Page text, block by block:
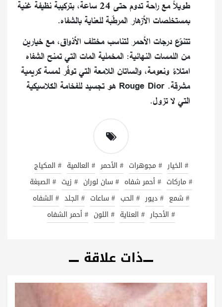
طويلاً مع راحة تدوم حتى 24 ساعة، بتركيبة نظيفة غنية
بمستخلصات الأزهار المرطّبة للعناية بالشفاه.
تتنوّع درجات الأحمر لتناسب مختلف الأذواق، مع خيارين
من اللمسات النهائية: المخملية المات التي تمنح الشفاه
امتلاءً ونعومة، والساتان اللامعة التي توفّر لمسة كريمية
مشرقة. Rouge Dior هو تجسيد للفخامة الكلاسيكية
التي لا تزول.
# الخيار # مجوهرات # الأحمر # العالمية # المكياج
# ماركات # أحمر شفاه # سان لوران # زيت # الصبغة
# شمع # ديور # الحب # ساعات # الجلد # الشفاه
# الأحجار # العناية # اللون # أحمر الشفاه
ذات علاقة